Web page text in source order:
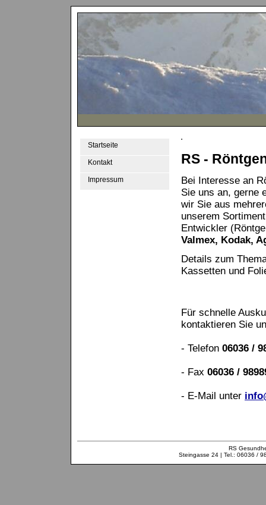
Startseite
Kontakt
Impressum
RS -
Bei Interesse an
Sie uns an, gerne
wir Sie aus
unserem
Entwickler
Valmex, Kodak,
Details zum
Kassetten und
Für schnelle
kontaktieren Sie
- Telefon 06036 /
- Fax 06036 /
- E-Mail unter
RS
Steingasse 24 | Tel.: 06036 /